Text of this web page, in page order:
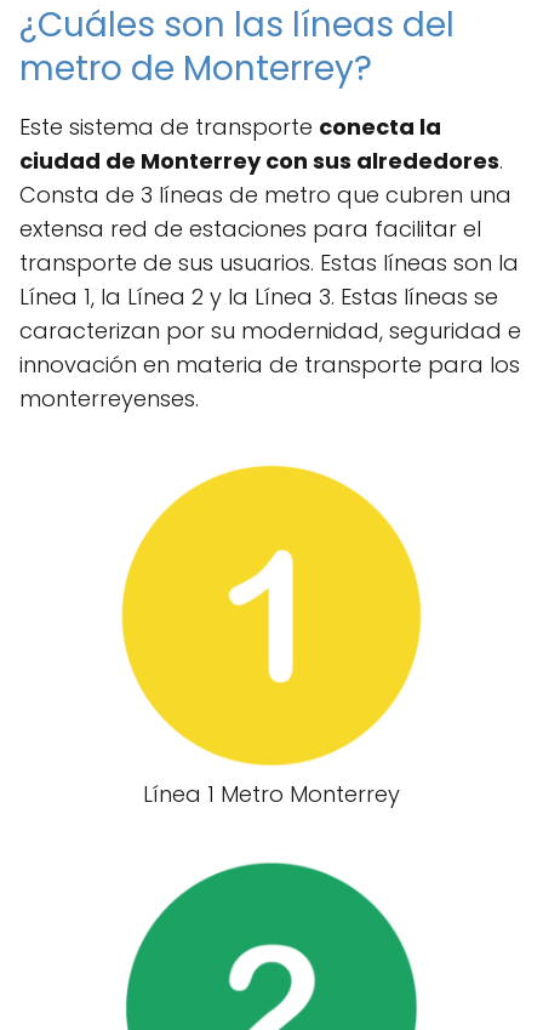
¿Cuáles son las líneas del
metro de Monterrey?
Este sistema de transporte conecta la
ciudad de Monterrey con sus alrededores.
Consta de 3 líneas de metro que cubren una
extensa red de estaciones para facilitar el
transporte de sus usuarios. Estas líneas son la
Línea 1, la Línea 2 y la Línea 3. Estas líneas se
caracterizan por su modernidad, seguridad e
innovación en materia de transporte para los
monterreyenses.
Línea 1 Metro Monterrey